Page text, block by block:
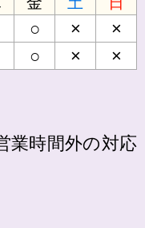
○ × ×
○ ×
×
業時間外の対応